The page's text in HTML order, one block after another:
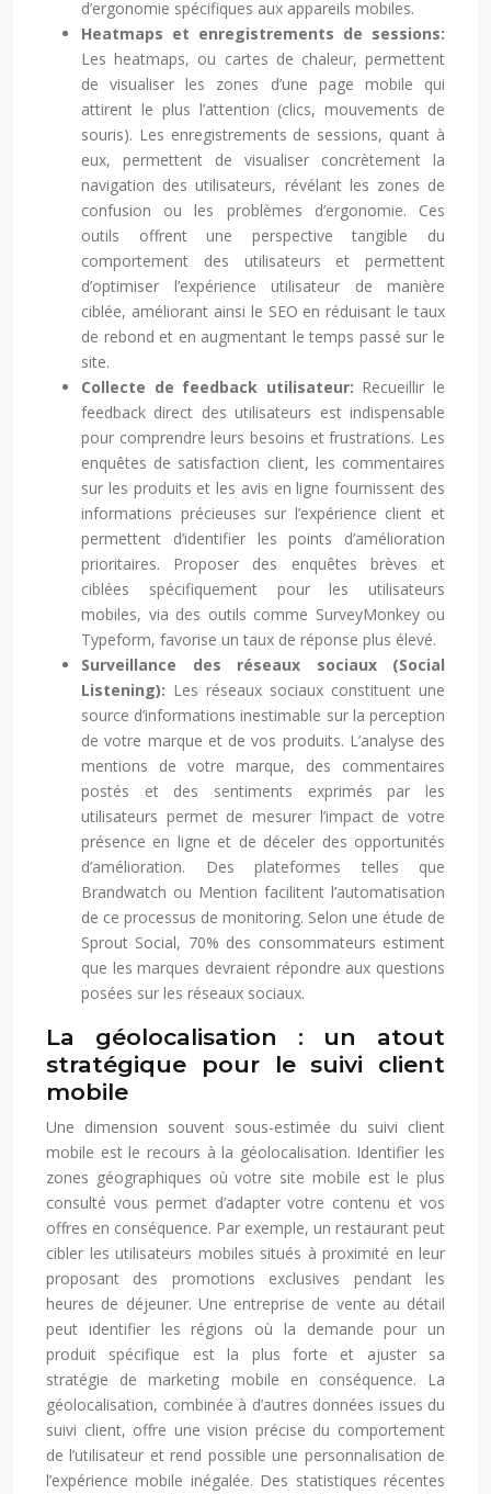
d’ergonomie spécifiques aux appareils mobiles.
Heatmaps et enregistrements de sessions:
Les heatmaps, ou cartes de chaleur, permettent
de visualiser les zones d’une page mobile qui
attirent le plus l’attention (clics, mouvements de
souris). Les enregistrements de sessions, quant à
eux, permettent de visualiser concrètement la
navigation des utilisateurs, révélant les zones de
confusion ou les problèmes d’ergonomie. Ces
outils offrent une perspective tangible du
comportement des utilisateurs et permettent
d’optimiser l’expérience utilisateur de manière
ciblée, améliorant ainsi le SEO en réduisant le taux
de rebond et en augmentant le temps passé sur le
site.
Collecte de feedback utilisateur: Recueillir le
feedback direct des utilisateurs est indispensable
pour comprendre leurs besoins et frustrations. Les
enquêtes de satisfaction client, les commentaires
sur les produits et les avis en ligne fournissent des
informations précieuses sur l’expérience client et
permettent d’identifier les points d’amélioration
prioritaires. Proposer des enquêtes brèves et
ciblées spécifiquement pour les utilisateurs
mobiles, via des outils comme SurveyMonkey ou
Typeform, favorise un taux de réponse plus élevé.
Surveillance des réseaux sociaux (Social
Listening): Les réseaux sociaux constituent une
source d’informations inestimable sur la perception
de votre marque et de vos produits. L’analyse des
mentions de votre marque, des commentaires
postés et des sentiments exprimés par les
utilisateurs permet de mesurer l’impact de votre
présence en ligne et de déceler des opportunités
d’amélioration. Des plateformes telles que
Brandwatch ou Mention facilitent l’automatisation
de ce processus de monitoring. Selon une étude de
Sprout Social, 70% des consommateurs estiment
que les marques devraient répondre aux questions
posées sur les réseaux sociaux.
La géolocalisation : un atout
stratégique pour le suivi client
mobile
Une dimension souvent sous-estimée du suivi client
mobile est le recours à la géolocalisation. Identifier les
zones géographiques où votre site mobile est le plus
consulté vous permet d’adapter votre contenu et vos
offres en conséquence. Par exemple, un restaurant peut
cibler les utilisateurs mobiles situés à proximité en leur
proposant des promotions exclusives pendant les
heures de déjeuner. Une entreprise de vente au détail
peut identifier les régions où la demande pour un
produit spécifique est la plus forte et ajuster sa
stratégie de marketing mobile en conséquence. La
géolocalisation, combinée à d’autres données issues du
suivi client, offre une vision précise du comportement
de l’utilisateur et rend possible une personnalisation de
l’expérience mobile inégalée. Des statistiques récentes